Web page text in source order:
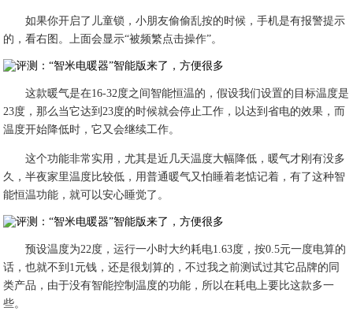
如果你开启了儿童锁，小朋友偷偷乱按的时候，手机是有报警提示
的，看右图。上面会显示“被频繁点击操作”。
这款暖气是在16-32度之间智能恒温的，假设我们设置的目标温度是
23度，那么当它达到23度的时候就会停止工作，以达到省电的效果，而
温度开始降低时，它又会继续工作。
这个功能非常实用，尤其是近几天温度大幅降低，暖气才刚有没多
久，半夜家里温度比较低，用普通暖气又怕睡着老惦记着，有了这种智
能恒温功能，就可以安心睡觉了。
预设温度为22度，运行一小时大约耗电1.63度，按0.5元一度电算的
话，也就不到1元钱，还是很划算的，不过我之前测试过其它品牌的同
类产品，由于没有智能控制温度的功能，所以在耗电上要比这款多一
些。